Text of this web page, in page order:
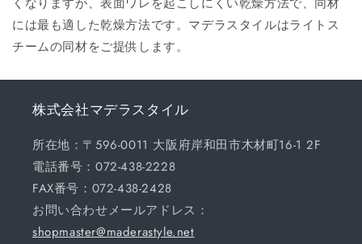
には最も適した乾燥方法です。マデラスタイルはライトス
チームの同材をご提供します。
株式会社マデラスタイル
所在地：〒596-0011 大阪府岸和田市木材町16-1 2F
電話番号：072-438-2228
FAX番号：072-438-2428
お問い合わせメールアドレス：
shopmaster@maderastyle.net